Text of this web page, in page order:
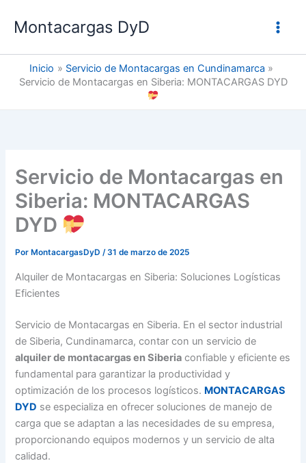
Montacargas DyD
Inicio
Servicio de Montacargas en Cundinamarca
Servicio de Montacargas en Siberia: MONTACARGAS DYD
Servicio de Montacargas en
Siberia: MONTACARGAS
DYD
Por MontacargasDyD/31 de marzo de 2025
Alquiler de Montacargas en Siberia: Soluciones Logísticas
Eficientes
Servicio de Montacargas en Siberia. En el sector industrial
de Siberia, Cundinamarca, contar con un servicio de
alquiler de montacargas en Siberia confiable y eficiente es
fundamental para garantizar la productividad y
optimización de los procesos logísticos. MONTACARGAS
DYD se especializa en ofrecer soluciones de manejo de
carga que se adaptan a las necesidades de su empresa,
proporcionando equipos modernos y un servicio de alta
calidad.